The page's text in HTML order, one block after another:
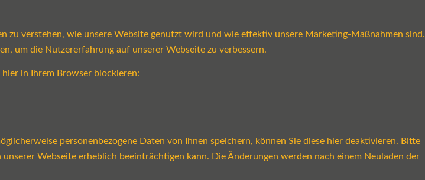
zu verstehen, wie unsere Website genutzt wird und wie effektiv unsere Marketing-Maßnahmen sind.
um die Nutzererfahrung auf unserer Webseite zu verbessern.
in Ihrem Browser blockieren:
personenbezogene Daten von Ihnen speichern, können Sie diese hier deaktivieren. Bitte
Webseite erheblich beeinträchtigen kann. Die Änderungen werden nach einem Neuladen der